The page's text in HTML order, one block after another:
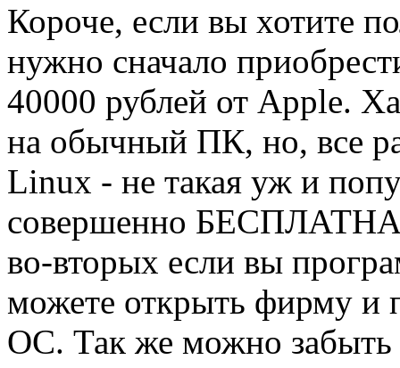
Короче, если вы хотите
нужно сначало
40000 рублей от Apple.
на обычный ПК, но, все
Linux - не такая уж и
совершенно БЕСПЛАТНА,
во-вторых если вы
можете открыть фирму и
ОС. Так же можно забыть